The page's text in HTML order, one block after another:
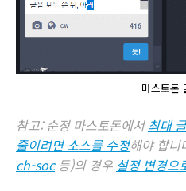
마스토돈
참고: 순정 마스토돈에서최대
줄이려면 소스를 수정해야 합니
ch-soc등)의 경우 설정 변경으